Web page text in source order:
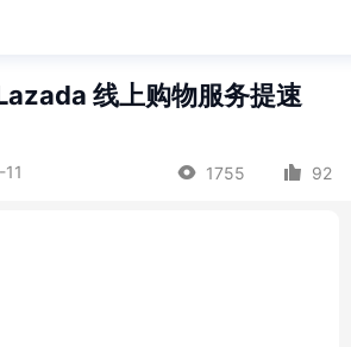
线上购物服务提速
1755 92